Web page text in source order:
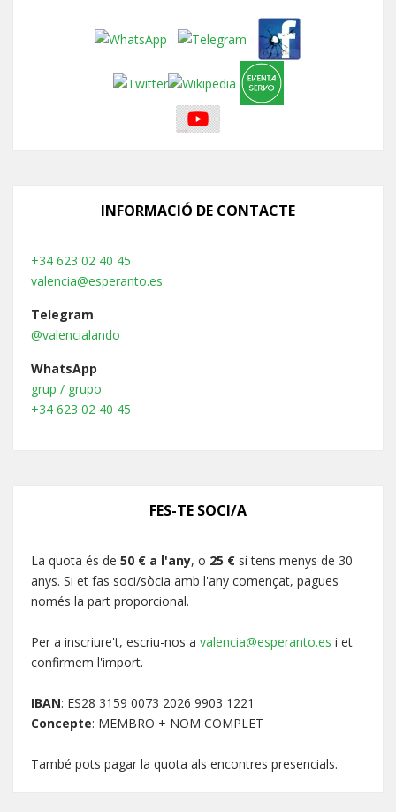
INFORMACIÓ DE CONTACTE
+34 623 02 40 45
valencia@esperanto.es
Telegram
@valencialando
WhatsApp
grup / grupo
+34 623 02 40 45
FES-TE SOCI/A
La quota és de 50 € a l'any, o 25 € si tens menys de 30
anys. Si et fas soci/sòcia amb l'any començat, pagues
només la part proporcional.
Per a inscriure't, escriu-nos a valencia@esperanto.es i et
confirmem l'import.
IBAN: ES28 3159 0073 2026 9903 1221
Concepte: MEMBRO + NOM COMPLET
També pots pagar la quota als encontres presencials.